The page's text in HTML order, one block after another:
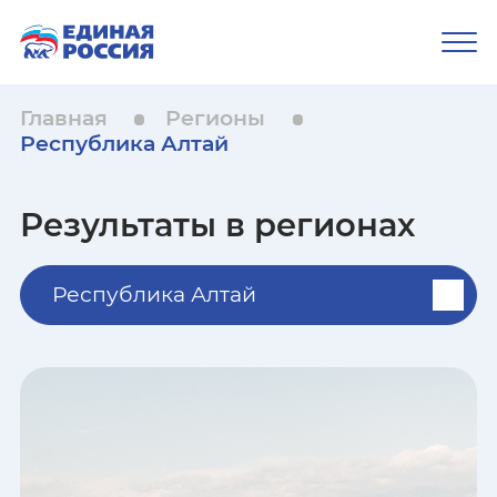
Главная
Регионы
Республика Алтай
Результаты в регионах
Республика Алтай